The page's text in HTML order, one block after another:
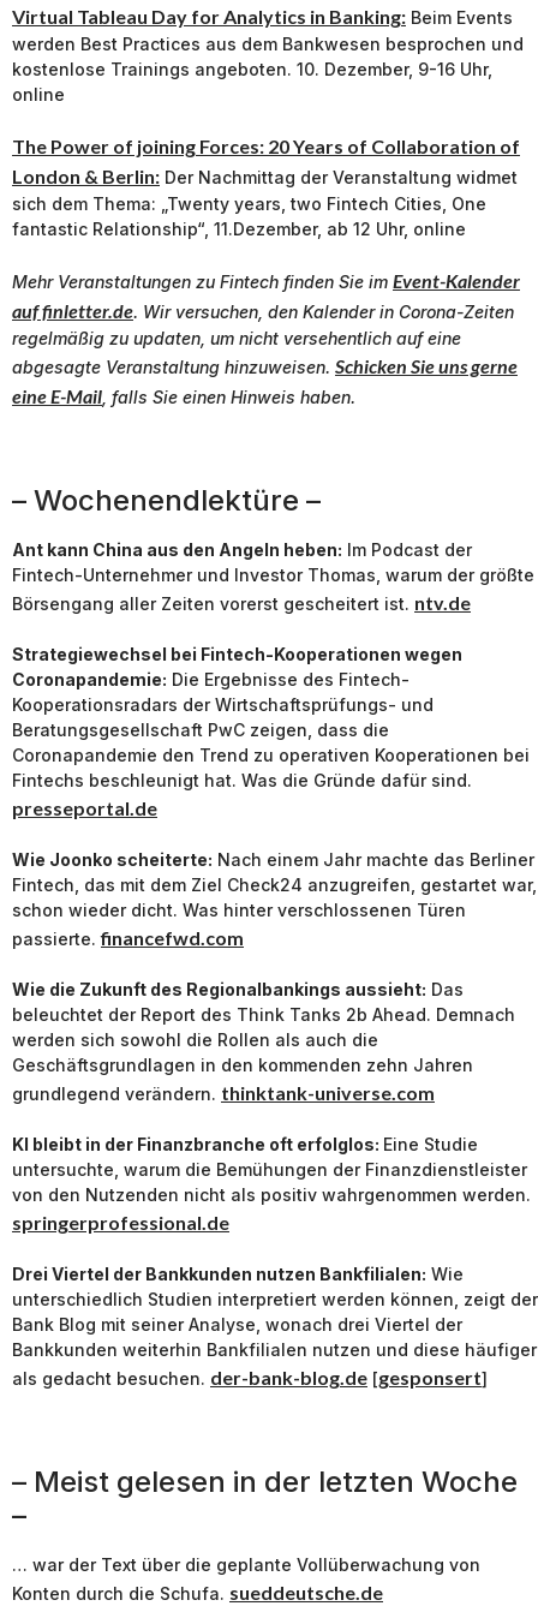
Virtual Tableau Day for Analytics in Banking: Beim Events
werden Best Practices aus dem Bankwesen besprochen und
kostenlose Trainings angeboten. 10. Dezember, 9-16 Uhr,
online
The Power of joining Forces: 20 Years of Collaboration of
London & Berlin: Der Nachmittag der Veranstaltung widmet
sich dem Thema: „Twenty years, two Fintech Cities, One
fantastic Relationship“, 11.Dezember, ab 12 Uhr, online
Mehr Veranstaltungen zu Fintech finden Sie im Event-Kalender
auf finletter.de. Wir versuchen, den Kalender in Corona-Zeiten
regelmäßig zu updaten, um nicht versehentlich auf eine
abgesagte Veranstaltung hinzuweisen. Schicken Sie uns gerne
eine E-Mail , falls Sie einen Hinweis haben.
– Wochenendlektüre –
Ant kann China aus den Angeln heben: Im Podcast der
Fintech-Unternehmer und Investor Thomas, warum der größte
Börsengang aller Zeiten vorerst gescheitert ist. ntv.de
Strategiewechsel bei Fintech-Kooperationen wegen
Coronapandemie: Die Ergebnisse des Fintech-
Kooperationsradars der Wirtschaftsprüfungs- und
Beratungsgesellschaft PwC zeigen, dass die
Coronapandemie den Trend zu operativen Kooperationen bei
Fintechs beschleunigt hat. Was die Gründe dafür sind.
presseportal.de
Wie Joonko scheiterte: Nach einem Jahr machte das Berliner
Fintech, das mit dem Ziel Check24 anzugreifen, gestartet war,
schon wieder dicht. Was hinter verschlossenen Türen
passierte.financefwd.com
Wie die Zukunft des Regionalbankings aussieht: Das
beleuchtet der Report des Think Tanks 2b Ahead. Demnach
werden sich sowohl die Rollen als auch die
Geschäftsgrundlagen in den kommenden zehn Jahren
grundlegend verändern. thinktank-universe.com
KI bleibt in der Finanzbranche oft erfolglos: Eine Studie
untersuchte, warum die Bemühungen der Finanzdienstleister
von den Nutzenden nicht als positiv wahrgenommen werden.
springerprofessional.de
Drei Viertel der Bankkunden nutzen Bankfilialen: Wie
unterschiedlich Studien interpretiert werden können, zeigt der
Bank Blog mit seiner Analyse, wonach drei Viertel der
Bankkunden weiterhin Bankfilialen nutzen und diese häufiger
als gedacht besuchen. der-bank-blog.de [gesponsert]
– Meist gelesen in der letzten Woche
–
… war der Text über die geplante Vollüberwachung von
Konten durch die Schufa. sueddeutsche.de